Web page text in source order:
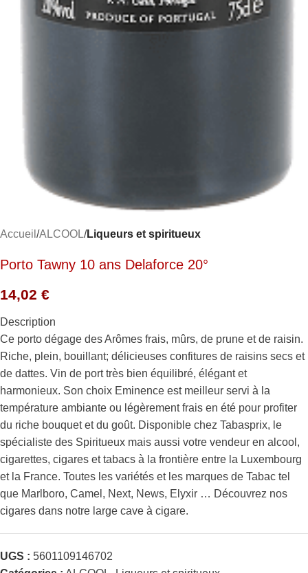
Accueil ALCOOL Liqueurs et spiritueux
Porto Tawny 10 ans Delaforce 20°
14,02 €
Description
Ce porto dégage des Arômes frais, mûrs, de prune et de raisin.
Riche, plein, bouillant; délicieuses confitures de raisins secs et
de dattes. Vin de port très bien équilibré, élégant et
harmonieux. Son choix Eminence est meilleur servi à la
température ambiante ou légèrement frais en été pour profiter
du riche bouquet et du goût. Disponible chez Tabasprix, le
spécialiste des Spiritueux mais aussi votre vendeur en alcool,
cigarettes, cigares et tabacs à la frontière entre la Luxembourg
et la France. Toutes les variétés et les marques de Tabac tel
que Marlboro, Camel, Next, News, Elyxir … Découvrez nos
cigares dans notre large cave à cigare.
UGS : 5601109146702